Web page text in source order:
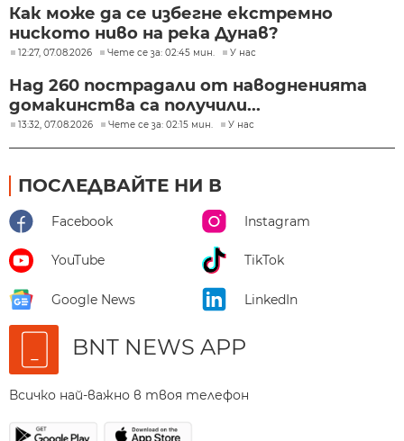
Как може да се избегне екстремно
ниското ниво на река Дунав?
12:27, 07.08.2026 Чете се за: 02:45 мин. У нас
Над 260 пострадали от наводненията
домакинства са получили...
13:32, 07.08.2026 Чете се за: 02:15 мин. У нас
ПОСЛЕДВАЙТЕ НИ В
Facebook Instagram
YouTube TikTok
Google News LinkedIn
BNT NEWS APP
Всичко най-важно в твоя телефон